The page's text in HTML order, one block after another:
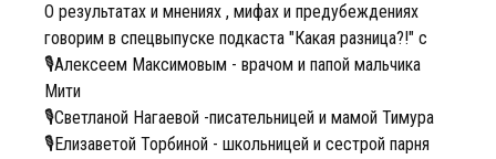
О результатах и мнениях , мифах и предубеждениях
говорим в спецвыпуске подкаста "Какая разница?!" с
🎙Алексеем Максимовым - врачом и папой мальчика
Мити
🎙Светланой Нагаевой -писательницей и мамой Тимура
🎙Елизаветой Торбиной - школьницей и сестрой парня